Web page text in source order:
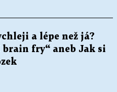
a lépe než já?
fry“ aneb Jak si